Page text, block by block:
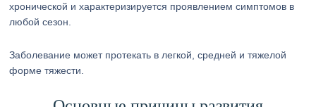
хронической и характеризируется проявлением симптомов в
любой сезон.
Заболевание может протекать в легкой, средней и тяжелой
форме тяжести.